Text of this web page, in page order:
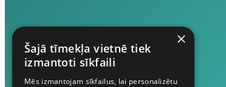
×
Šajā tīmekļa vietnē tiek
izmantoti sīkfaili
Mēs izmantojam sīkfailus, lai personalizētu